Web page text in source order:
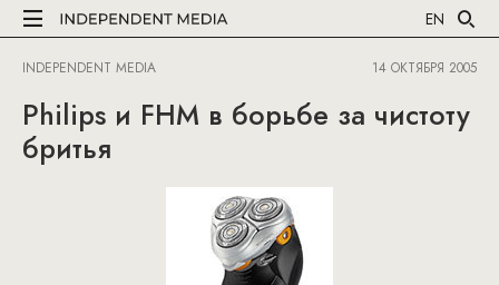
EN
INDEPENDENT MEDIA 14 ОКТЯБРЯ 2005
Philips и FHM в борьбе за чистоту
бритья